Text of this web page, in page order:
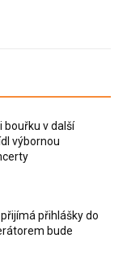
bouřku v další
výbornou
přihlášky do
bude